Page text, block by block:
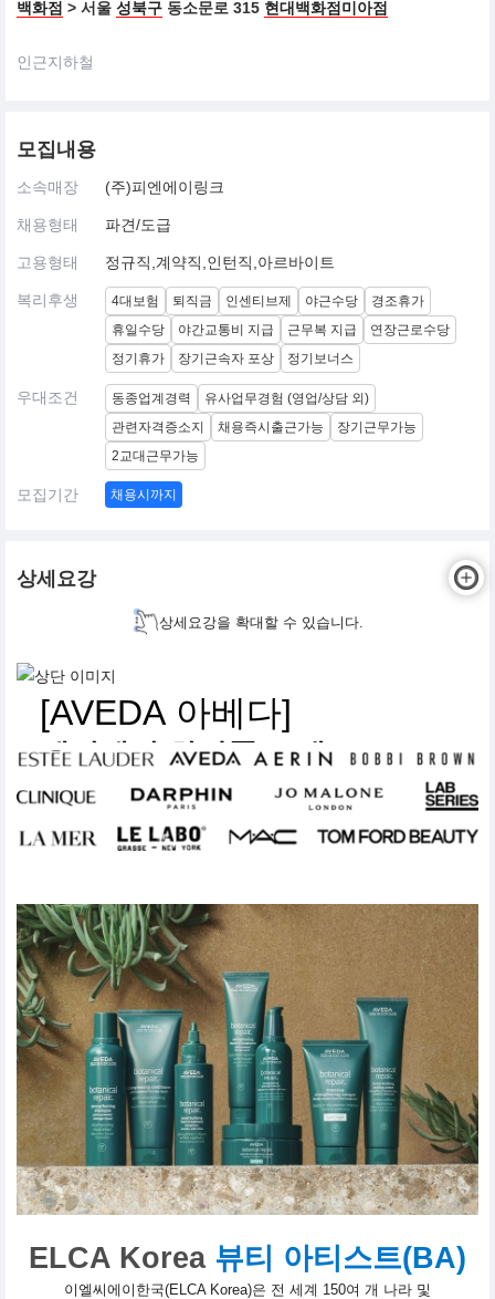
백화점 > 서울 성북구 동소문로 315 현대백화점미아점
인근지하철
모집내용
소속매장 (주)피엔에이링크
채용형태 파견/도급
고용형태 정규직,계약직,인턴직,아르바이트
복리후생 4대보험 퇴직금 인센티브제 야근수당
경조휴가
휴일수당
야간교통비 지급 근무복 지급
연장근로수당
정기휴가
장기근속자 포상 정기보너스
우대조건 동종업계경력
유사업무경험 (영업/상담 외)
관련자격증소지
채용즉시출근가능
장기근무가능
2교대근무가능
모집기간 채용시까지
상세요강
상세요강을 확대할 수 있습니다.
[AVEDA 아베다]
헤어케어 화장품 브랜드
뷰티 아티스트 채용
ELCA Korea 뷰티 아티스트(BA)
이엘씨에이한국(ELCA Korea)은 전 세계 150여 개 나라 및